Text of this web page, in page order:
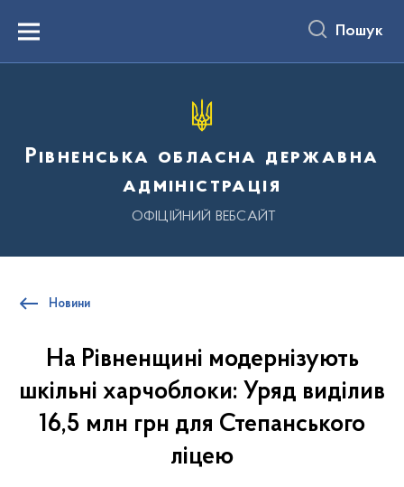
вмістуMenu Пошук
Рівненська обласна державна
адміністрація
ОФІЦІЙНИЙ ВЕБСАЙТ
Новини
На Рівненщині модернізують
шкільні харчоблоки: Уряд виділив
16,5 млн грн для Степанського
ліцею